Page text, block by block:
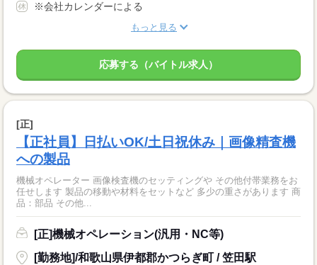
※会社カレンダーによる
もっと見る
応募する（バイトル求人）
[正]
【正社員】日払いOK/土日祝休み｜画像精査機
への製品
機械オペレーター 画像検査機のセッティングや その他付帯業務をお
任せします 製品の移動や材料をセットなど 多少の重さがあります 商
品：部品 その他...
[正]機械オペレーション(汎用・NC等)
[勤務地]/和歌山県伊都郡かつらぎ町 / 笠田駅